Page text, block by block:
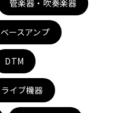
その他楽器
エフェクター
管楽器・吹奏楽器
ースアンプ
DTM
イブ機器